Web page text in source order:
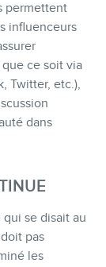
permettent
influenceurs
que ce soit via
Twitter, etc.),
dans
qui se disait au
pas
les